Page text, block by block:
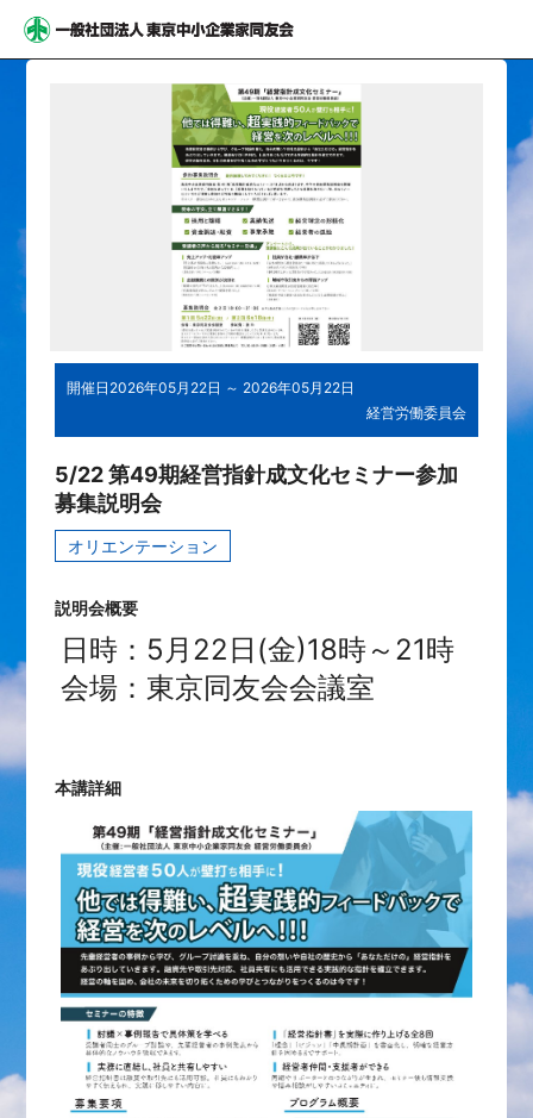
開催日 2026年05月22日 ～ 2026年05月22日
経営労働委員会
5/22 第49期経営指針成文化セミナー参加
募集説明会
オリエンテーション
説明会概要
日時：5月22日(金)18時～21時
会場：東京同友会会議室
本講詳細